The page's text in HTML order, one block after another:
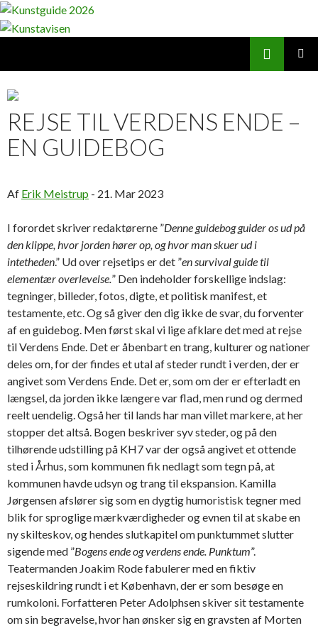
CONTENT
REJSE TIL VERDENS ENDE –
EN GUIDEBOG
Af Erik Meistrup - 21. Mar 2023
I forordet skriver redaktørerne ”Denne guidebog guider os ud på
den klippe, hvor jorden hører op, og hvor man skuer ud i
intetheden.” Ud over rejsetips er det ”en survival guide til
elementær overlevelse.” Den indeholder forskellige indslag:
tegninger, billeder, fotos, digte, et politisk manifest, et
testamente, etc. Og så giver den dig ikke de svar, du forventer
af en guidebog. Men først skal vi lige afklare det med at rejse
til Verdens Ende. Det er åbenbart en trang, kulturer og nationer
deles om, for der findes et utal af steder rundt i verden, der er
angivet som Verdens Ende. Det er, som om der er efterladt en
længsel, da jorden ikke længere var flad, men rund og dermed
reelt uendelig. Også her til lands har man villet markere, at her
stopper det altså. Bogen beskriver syv steder, og på den
tilhørende udstilling på KH7 var der også angivet et ottende
sted i Århus, som kommunen fik nedlagt som tegn på, at
kommunen havde udsyn og trang til ekspansion. Kamilla
Jørgensen afslører sig som en dygtig humoristisk tegner med
blik for sproglige mærkværdigheder og evnen til at skabe en
ny skilteskov, og hendes slutkapitel om punktummet slutter
sigende med ”Bogens ende og verdens ende. Punktum”.
Teatermanden Joakim Rode fabulerer med en fiktiv
rejseskildring rundt i et København, der er som besøge en
rumkoloni. Forfatteren Peter Adolphsen skiver sit testamente
om sin begravelse, hvor han ønsker sig en gravsten af Morten